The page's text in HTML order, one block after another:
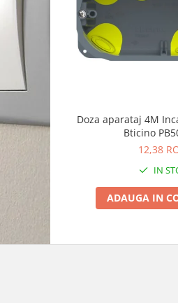
Doza aparataj 4M
Bticino
12,38
IN
ADAUGA IN